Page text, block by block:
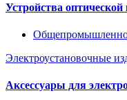
Устройства оптической
Электроустановочные
Аксессуары для